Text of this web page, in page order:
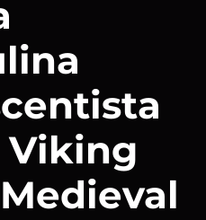
Viking